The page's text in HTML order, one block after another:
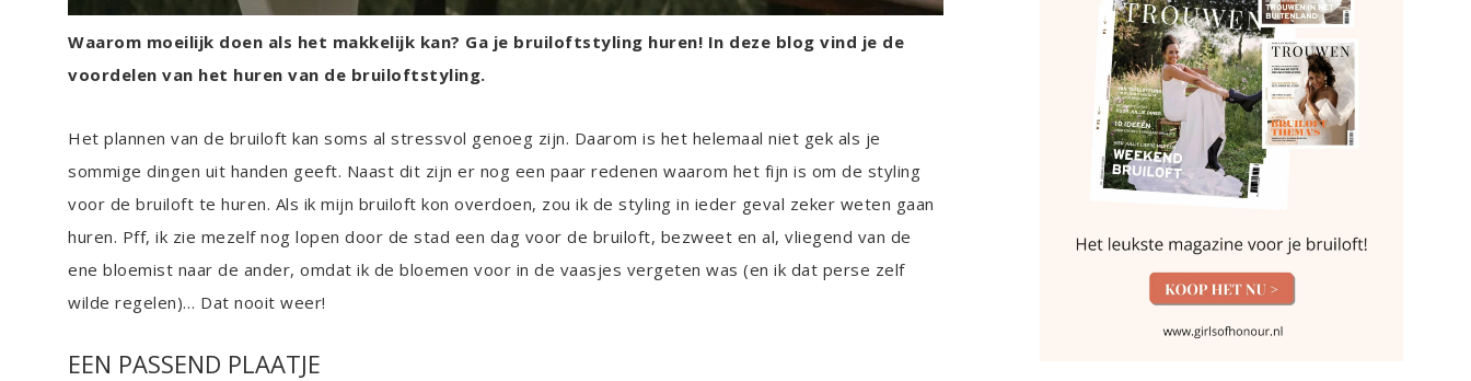
Waarom moeilijk doen als het makkelijk kan? Ga je bruiloftstyling huren! In deze blog vind je de
voordelen van het huren van de bruiloftstyling.
Het plannen van de bruiloft kan soms al stressvol genoeg zijn. Daarom is het helemaal niet gek als je
sommige dingen uit handen geeft. Naast dit zijn er nog een paar redenen waarom het fijn is om de styling
voor de bruiloft te huren. Als ik mijn bruiloft kon overdoen, zou ik de styling in ieder geval zeker weten gaan
huren. Pff, ik zie mezelf nog lopen door de stad een dag voor de bruiloft, bezweet en al, vliegend van de
ene bloemist naar de ander, omdat ik de bloemen voor in de vaasjes vergeten was (en ik dat perse zelf
wilde regelen)… Dat nooit weer!
EEN PASSEND PLAATJE